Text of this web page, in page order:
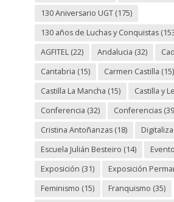
130 Aniversario UGT(175)
130 años de Luchas y Conquistas
AGFITEL(22) Andalucia (32)
Cantabria (15) Carmen Castilla (15)
Castilla La Mancha (15) Castilla y
Conferencia (32) Conferencias
Cristina Antoñanzas(18)
Escuela Julián Besteiro (14)
Exposición (31) Exposición
Feminismo (15) Franquismo (35)